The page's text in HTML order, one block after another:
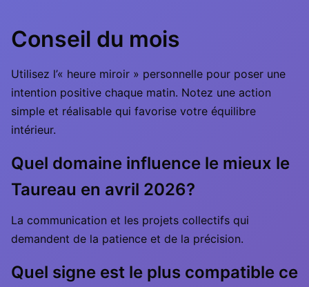
Conseil du mois
Utilisez l’« heure miroir » personnelle pour poser une
intention positive chaque matin. Notez une action
simple et réalisable qui favorise votre équilibre
intérieur.
Quel domaine influence le mieux le
Taureau en avril 2026?
La communication et les projets collectifs qui
demandent de la patience et de la précision.
Quel signe est le plus compatible ce